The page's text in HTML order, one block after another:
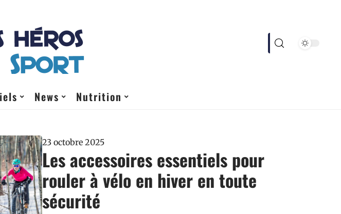
News Nutrition
23 octobre 2025
Les accessoires essentiels pour
rouler à vélo en hiver en toute
sécurité